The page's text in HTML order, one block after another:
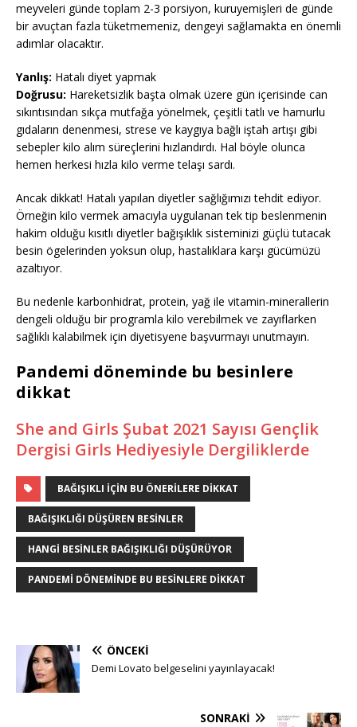
meyveleri günde toplam 2-3 porsiyon, kuruyemişleri de günde
bir avuçtan fazla tüketmemeniz, dengeyi sağlamakta en önemli
adımlar olacaktır.
Yanlış: Hatalı diyet yapmak
Doğrusu: Hareketsizlik başta olmak üzere gün içerisinde can
sıkıntısından sıkça mutfağa yönelmek, çeşitli tatlı ve hamurlu
gıdaların denenmesi, strese ve kaygıya bağlı iştah artışı gibi
sebepler kilo alım süreçlerini hızlandırdı. Hal böyle olunca
hemen herkesi hızla kilo verme telaşı sardı.
Ancak dikkat! Hatalı yapılan diyetler sağlığımızı tehdit ediyor.
Örneğin kilo vermek amacıyla uygulanan tek tip beslenmenin
hakim olduğu kısıtlı diyetler bağışıklık sisteminizi güçlü tutacak
besin ögelerinden yoksun olup, hastalıklara karşı gücümüzü
azaltıyor.
Bu nedenle karbonhidrat, protein, yağ ile vitamin-minerallerin
dengeli olduğu bir programla kilo verebilmek ve zayıflarken
sağlıklı kalabilmek için diyetisyene başvurmayı unutmayın.
Pandemi döneminde bu besinlere
dikkat
She and Girls Şubat 2021 Sayısı Gençlik
Dergisi Girls Hediyesiyle Dergiliklerde
BAĞIŞIKLI IÇIN BU ÖNERILERE DIKKAT
BAĞIŞIKLIĞI DÜŞÜREN BESINLER
HANGI BESINLER BAĞIŞIKLIĞI DÜŞÜRÜYOR
PANDEMI DÖNEMINDE BU BESINLERE DIKKAT
ÖNCEKI
Demi Lovato belgeselini yayınlayacak!
SONRAKI